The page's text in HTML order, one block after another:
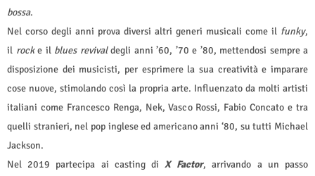
bossa.
Nel corso degli anni prova diversi altri generi musicali come il funky,
il rocke il blues revivaldegli anni ’60, ’70 e ’80, mettendosi sempre a
disposizione dei musicisti, per esprimere la sua creatività e imparare
cose nuove, stimolando così la propria arte. Influenzato da molti artisti
italiani come Francesco Renga, Nek, Vasco Rossi, Fabio Concato e tra
quelli stranieri, nel pop inglese ed americano anni ‘80, su tutti Michael
Jackson.
Nel 2019 partecipa ai casting diX Factor, arrivando a un passo